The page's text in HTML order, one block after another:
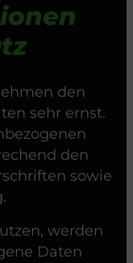
den
sehr ernst.
den
sowie
werden
Daten